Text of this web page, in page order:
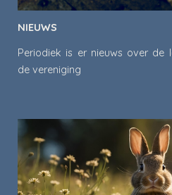
NIEUWS
Periodiek is er nieuws over de
de vereniging